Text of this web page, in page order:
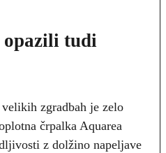
opazili tudi
zgradbah je zelo
črpalka Aquarea
z dolžino napeljave